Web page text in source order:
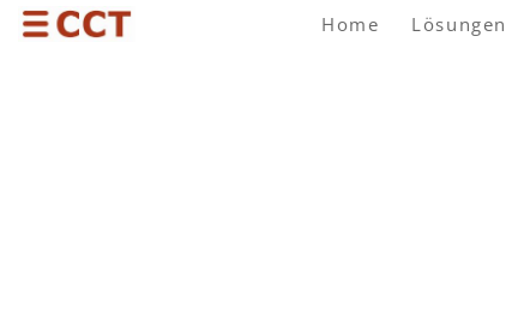
Home Lösungen